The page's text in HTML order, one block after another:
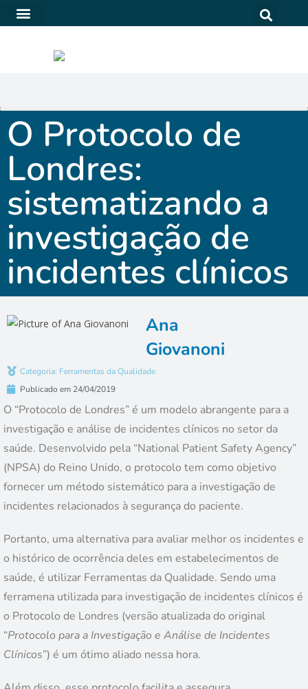
O Protocolo de
Londres:
sistematizando a
investigação de
incidentes clínicos
Ana
Giovanoni
Categoria: Ferramentas da Qualidade
Publicado em 24/04/2019
O “Protocolo de Londres” é um modelo abrangente para a
investigação e análise de incidentes clínicos no setor da
saúde. Desenvolvido pela “National Patient Safety Agency”
(NPSA) do Reino Unido, o protocolo tem como objetivo
fornecer um método sistemático para a investigação de
incidentes relacionados à segurança do paciente.
Portanto, uma alternativa para avaliar melhor os incidentes e
o histórico de ocorrência deles em estabelecimentos de
saúde, é utilizar Ferramentas da Qualidade. Sendo uma
ferramena utilizada para investigação de incidentes clínicos é
o Protocolo de Londres (versão atualizada do original
“Protocolo para a Investigação e Análise de Incidentes
Clínicos”) é um ótimo aliado nessa hora.